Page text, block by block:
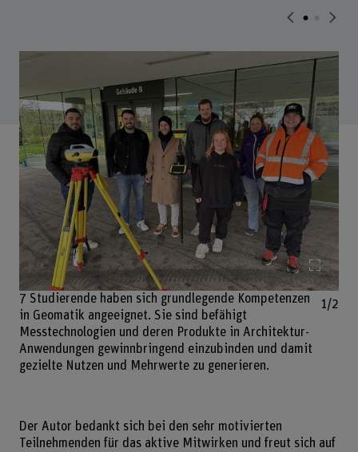
Bild
7 Studierende haben sich grundlegende Kompetenzen
in Geomatik angeeignet. Sie sind befähigt
Messtechnologien und deren Produkte in Architektur-
Anwendungen gewinnbringend einzubinden und damit
gezielte Nutzen und Mehrwerte zu generieren.
1/2
Der Autor bedankt sich bei den sehr motivierten
Teilnehmenden für das aktive Mitwirken und freut sich auf